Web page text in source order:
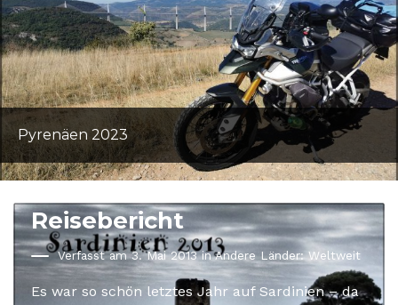
Teneriffa
Sardinien 2013, ein
Reisebericht
Verfasst am 3. Mai 2013 inAndere Länder: Weltweit
Es war so schön letztes Jahr auf Sardinien – da